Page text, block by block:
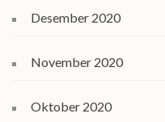
Desember 2020
November 2020
Oktober 2020